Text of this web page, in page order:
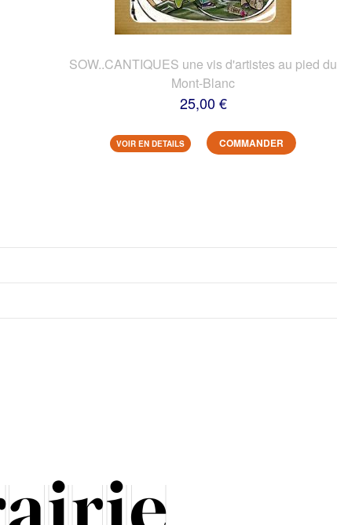
SOW..CANTIQUES une vis d'artistes au pied du
Mont-Blanc
25,00 €
VOIR EN DETAILS COMMANDER